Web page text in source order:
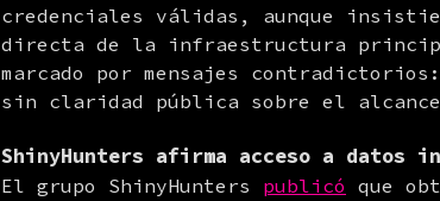
credenciales válidas, aunque
directa de la infraestructura
marcado por mensajes
sin claridad pública sobre el
ShinyHunters afirma acceso a datos
El grupo ShinyHunters publicó que